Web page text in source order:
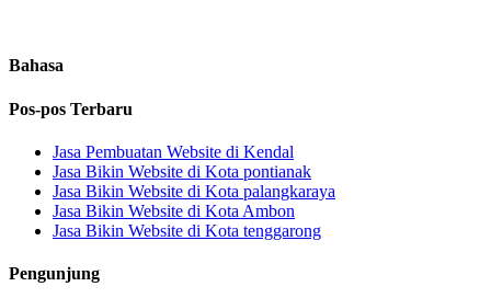
Bahasa
Pos-pos Terbaru
Jasa Pembuatan Website di Kendal
Jasa Bikin Website di Kota pontianak
Jasa Bikin Website di Kota palangkaraya
Jasa Bikin Website di Kota Ambon
Jasa Bikin Website di Kota tenggarong
Pengunjung